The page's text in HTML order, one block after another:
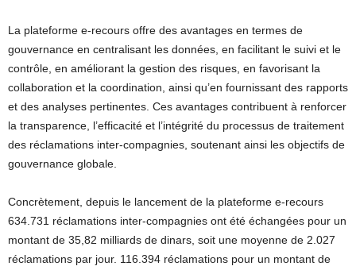
La plateforme e-recours offre des avantages en termes de
gouvernance en centralisant les données, en facilitant le suivi et le
contrôle, en améliorant la gestion des risques, en favorisant la
collaboration et la coordination, ainsi qu’en fournissant des rapports
et des analyses pertinentes. Ces avantages contribuent à renforcer
la transparence, l’efficacité et l’intégrité du processus de traitement
des réclamations inter-compagnies, soutenant ainsi les objectifs de
gouvernance globale.
Concrètement, depuis le lancement de la plateforme e-recours
634.731 réclamations inter-compagnies ont été échangées pour un
montant de 35,82 milliards de dinars, soit une moyenne de 2.027
réclamations par jour. 116.394 réclamations pour un montant de